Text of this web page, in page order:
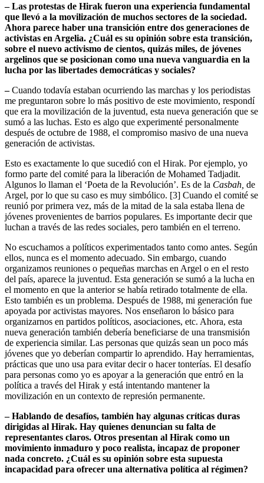
–Las protestas de Hirak fueron una experiencia fundamental
que llevó a la movilización de muchos sectores de la sociedad.
Ahora parece haber una transición entre dos generaciones de
activistas en Argelia. ¿Cuál es su opinión sobre esta transición,
sobre el nuevo activismo de cientos, quizás miles, de jóvenes
argelinos que se posicionan como una nueva vanguardia en la
lucha por las libertades democráticas y sociales?
–Cuando todavía estaban ocurriendo las marchas y los periodistas
me preguntaron sobre lo más positivo de este movimiento, respondí
que era la movilización de la juventud, esta nueva generación que se
sumó a las luchas. Esto es algo que experimenté personalmente
después de octubre de 1988, el compromiso masivo de una nueva
generación de activistas.
Esto es exactamente lo que sucedió con el Hirak. Por ejemplo, yo
formo parte del comité para la liberación de Mohamed Tadjadit.
Algunos lo llaman el ‘Poeta de la Revolución’. Es de la Casbah, de
Argel, por lo que su caso es muy simbólico. [3] Cuando el comité se
reunió por primera vez, más de la mitad de la sala estaba llena de
jóvenes provenientes de barrios populares. Es importante decir que
luchan a través de las redes sociales, pero también en el terreno.
No escuchamos a políticos experimentados tanto como antes. Según
ellos, nunca es el momento adecuado. Sin embargo, cuando
organizamos reuniones o pequeñas marchas en Argel o en el resto
del país, aparece la juventud. Esta generación se sumó a la lucha en
el momento en que la anterior se había retirado totalmente de ella.
Esto también es un problema. Después de 1988, mi generación fue
apoyada por activistas mayores. Nos enseñaron lo básico para
organizarnos en partidos políticos, asociaciones, etc. Ahora, esta
nueva generación también debería beneficiarse de una transmisión
de experiencia similar. Las personas que quizás sean un poco más
jóvenes que yo deberían compartir lo aprendido. Hay herramientas,
prácticas que uno usa para evitar decir o hacer tonterías. El desafío
para personas como yo es apoyar a la generación que entró en la
política a través del Hirak y está intentando mantener la
movilización en un contexto de represión permanente.
–Hablando de desafíos, también hay algunas críticas duras
dirigidas al Hirak. Hay quienes denuncian su falta de
representantes claros. Otros presentan al Hirak como un
movimiento inmaduro y poco realista, incapaz de proponer
nada concreto. ¿Cuál es su opinión sobre esta supuesta
incapacidad para ofrecer una alternativa política al régimen?